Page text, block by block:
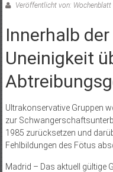
Veröffentlicht von: Wochenblatt
Innerhalb
Uneinigkeit
Ultrakonservative Gruppen
zur
1985 zurücksetzen und
Fehlbildungen des Fötus
Madrid – Das aktuell gültige